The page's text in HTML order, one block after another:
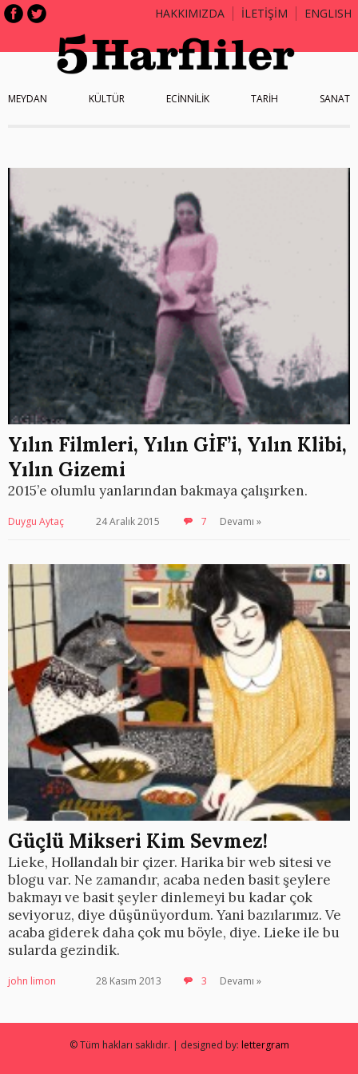
HAKKIMIZDA İLETİŞİM ENGLISH
MEYDAN KÜLTÜR ECİNNİLİK TARİH SANAT
Yılın Filmleri, Yılın GİF’i, Yılın Klibi,
Yılın Gizemi
2015’e olumlu yanlarından bakmaya çalışırken.
Duygu Aytaç 24 Aralık 2015 7 Devamı »
Güçlü Mikseri Kim Sevmez!
Lieke, Hollandalı bir çizer. Harika bir web sitesi ve
blogu var. Ne zamandır, acaba neden basit şeylere
bakmayı ve basit şeyler dinlemeyi bu kadar çok
seviyoruz, diye düşünüyordum. Yani bazılarımız. Ve
acaba giderek daha çok mu böyle, diye. Lieke ile bu
sularda gezindik.
john limon 28 Kasım 2013 3 Devamı »
© Tüm hakları saklıdır. | designed by: lettergram